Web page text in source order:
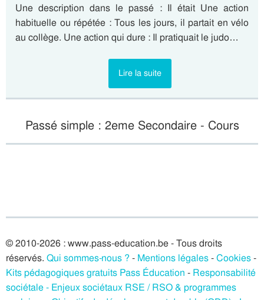
Une description dans le passé : Il était Une action
habituelle ou répétée : Tous les jours, il partait en vélo
au collège. Une action qui dure : Il pratiquait le judo…
Lire la suite
Passé simple : 2eme Secondaire - Cours
© 2010-2026 : www.pass-education.be - Tous droits
réservés. Qui sommes-nous ? - Mentions légales-Cookies-
Kits pédagogiques gratuits Pass Éducation - Responsabilité
sociétale - Enjeux sociétaux RSE / RSO & programmes